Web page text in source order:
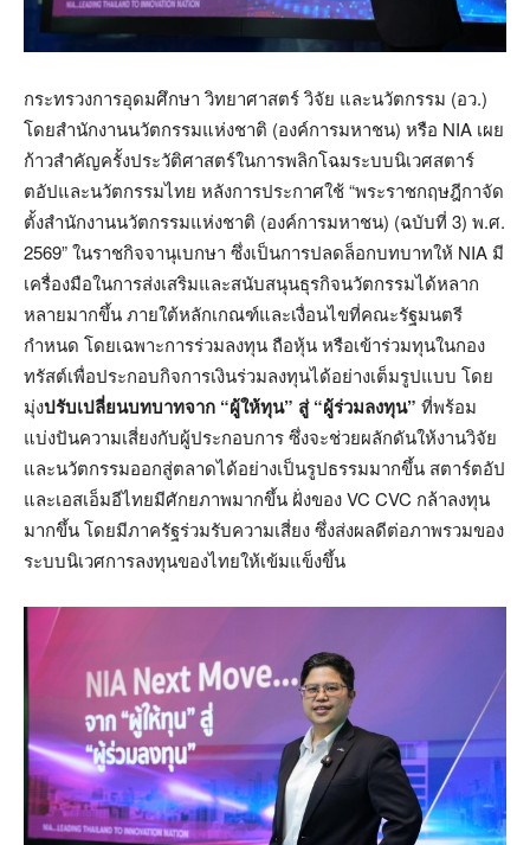
กระทรวงการอุดมศึกษา วิทยาศาสตร์ วิจัย และนวัตกรรม (อว.)
โดยสำนักงานนวัตกรรมแห่งชาติ (องค์การมหาชน) หรือ NIA เผย
ก้าวสำคัญครั้งประวัติศาสตร์ในการพลิกโฉมระบบนิเวศสตาร์
ตอัปและนวัตกรรมไทย หลังการประกาศใช้ “พระราชกฤษฎีกาจัด
ตั้งสำนักงานนวัตกรรมแห่งชาติ (องค์การมหาชน) (ฉบับที่ 3) พ.ศ.
2569” ในราชกิจจานุเบกษา ซึ่งเป็นการปลดล็อกบทบาทให้ NIA มี
เครื่องมือในการส่งเสริมและสนับสนุนธุรกิจนวัตกรรมได้หลาก
หลายมากขึ้น ภายใต้หลักเกณฑ์และเงื่อนไขที่คณะรัฐมนตรี
กำหนด โดยเฉพาะการร่วมลงทุน ถือหุ้น หรือเข้าร่วมทุนในกอง
ทรัสต์เพื่อประกอบกิจการเงินร่วมลงทุนได้อย่างเต็มรูปแบบ โดย
มุ่งปรับเปลี่ยนบทบาทจาก “ผู้ให้ทุน” สู่ “ผู้ร่วมลงทุน” ที่พร้อม
แบ่งปันความเสี่ยงกับผู้ประกอบการ ซึ่งจะช่วยผลักดันให้งานวิจัย
และนวัตกรรมออกสู่ตลาดได้อย่างเป็นรูปธรรมมากขึ้น สตาร์ตอัป
และเอสเอ็มอีไทยมีศักยภาพมากขึ้น ฝั่งของ VC CVC กล้าลงทุน
มากขึ้น โดยมีภาครัฐร่วมรับความเสี่ยง ซึ่งส่งผลดีต่อภาพรวมของ
ระบบนิเวศการลงทุนของไทยให้เข้มแข็งขึ้น